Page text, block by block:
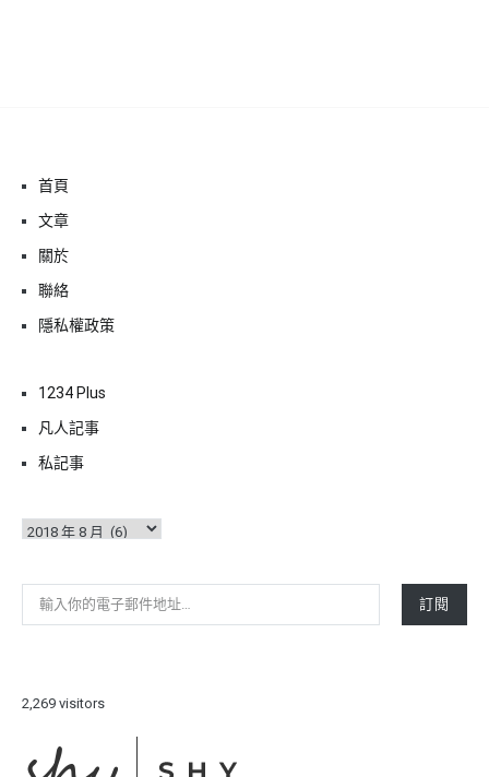
首頁
文章
關於
聯絡
隱私權政策
1234 Plus
凡人記事
私記事
彙
輸入你的電子郵件地址…
訂閱
2,269 visitors